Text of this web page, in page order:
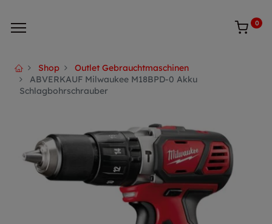
0
Shop
Outlet Gebrauchtmaschinen
ABVERKAUF Milwaukee M18BPD-0 Akku
Schlagbohrschrauber